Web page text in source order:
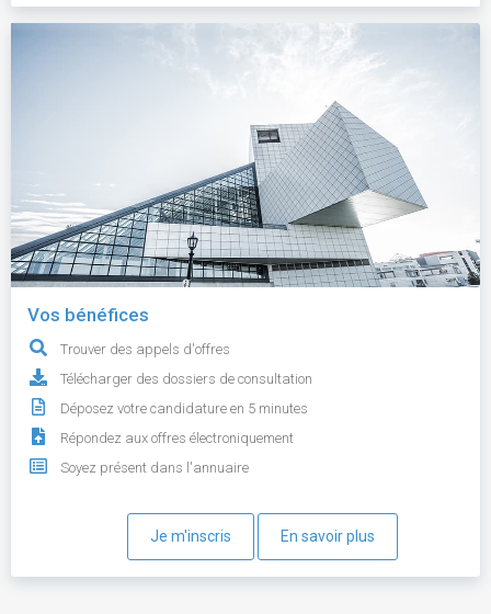
Vos bénéfices
Trouver des appels d'offres
Télécharger des dossiers de consultation
Déposez votre candidature en 5 minutes
Répondez aux offres électroniquement
Soyez présent dans l'annuaire
Je m'inscris En savoir plus